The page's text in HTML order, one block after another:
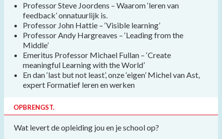
Professor Steve Joordens – Waarom ‘leren van
feedback’ onnatuurlijk is.
Professor John Hattie – ‘Visible learning’
Professor Andy Hargreaves – ‘Leading from the
Middle’
Emeritus Professor Michael Fullan – ‘Create
meaningful Learning with the World’
En dan ‘last but not least’, onze ‘eigen’ Michel van Ast,
expert Formatief leren en werken
OPBRENGST.
Wat levert de opleiding jou en je school op?